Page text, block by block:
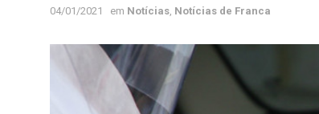
04/01/2021 em Notícias Notícias de Franca